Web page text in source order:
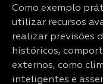
Como exemplo
utilizar recursos
realizar previsões
históricos,
externos, como
inteligentes e